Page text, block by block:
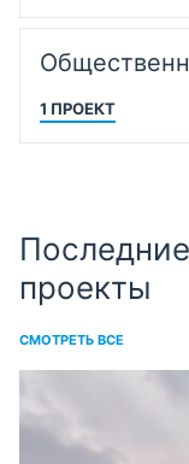
1 ПРОЕКТ
проекты
СМОТРЕТЬ ВСЕ